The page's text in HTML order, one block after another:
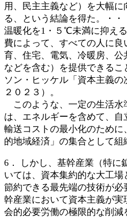
用、民主主義など）を大幅に
る、という結論を得た。・
温暖化を1・５℃未満に抑え
費によって、すべての人に
育、住宅、電気、冷暖房、
などを含む）を提供できるこ
ソン・ヒッケル「資本主義
２０２３）。
このような、一定の生活水
は、エネルギーを含めて、自
輸送コストの最小化のため
的地域経済」の集合として組
6． しかし、基幹産業（特に
いては、資本集約的な大工
節約できる最先端の技術が
幹産業において資本主義が
会的必要労働の極限的な削